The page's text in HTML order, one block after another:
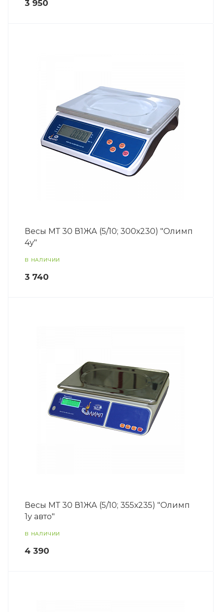
3 950
Весы МТ 30 В1ЖА (5/10; 300х230) "Олимп
4у"
В НАЛИЧИИ
3 740
Весы МТ 30 В1ЖА (5/10; 355х235) "Олимп
1у авто"
В НАЛИЧИИ
4 390